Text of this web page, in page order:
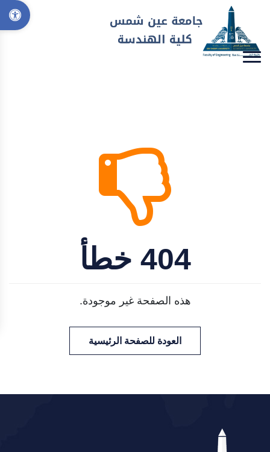
404 خطأ
هذه الصفحة غير موجودة.
العودة للصفحة الرئيسية